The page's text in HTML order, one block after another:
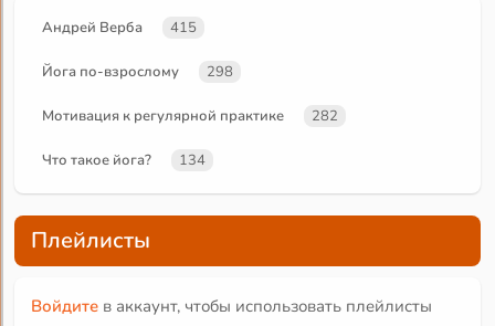
Андрей Верба 415
Йога по-взрослому 298
Мотивация к регулярной практике 282
Что такое йога? 134
Плейлисты
Войдите в аккаунт, чтобы использовать плейлисты